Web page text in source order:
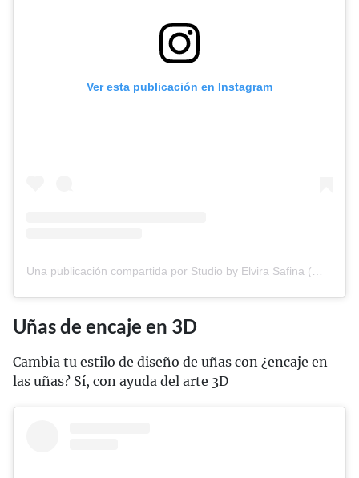
Ver esta publicación en Instagram
Uñas de encaje en 3D
Cambia tu estilo de diseño de uñas con ¿encaje en
las uñas? Sí, con ayuda del arte 3D